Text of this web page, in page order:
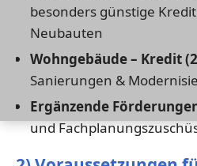
besonders günstige
Neubauten
Wohngebäude – Kredit
Sanierungen &
Ergänzende
und